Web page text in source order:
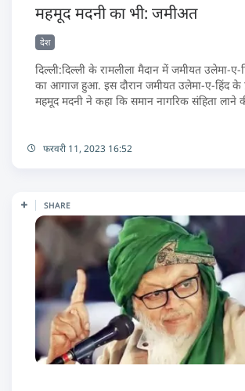
महमूद मदनी का भी: जमीअत
देश
दिल्ली:दिल्ली के रामलीला मैदान में जमीयत उलेमा-
का आगाज हुआ. इस दौरान जमीयत उलेमा-ए-हिंद के
महमूद मदनी ने कहा कि समान नागरिक संहिता लाने
फरवरी 11, 2023 16:52
SHARE